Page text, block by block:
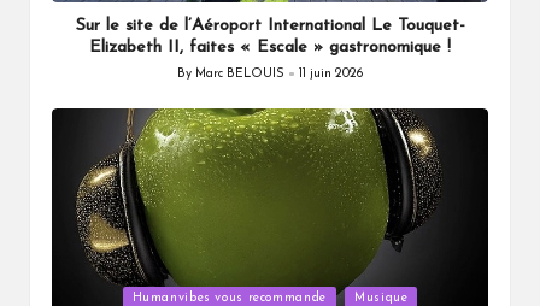
Sur le site de l’Aéroport International Le Touquet-
Elizabeth II, faites « Escale » gastronomique !
Posted
By Marc BELOUIS 11 juin 2026
Humanvibes vous recommande Musique